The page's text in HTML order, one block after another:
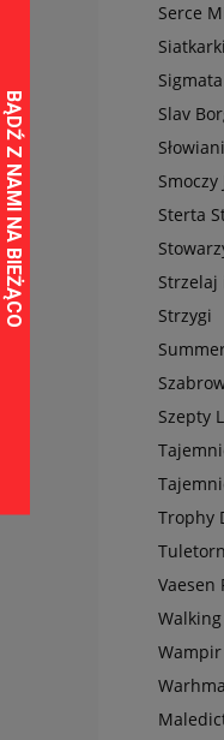
Serce
Sigmata
Slav
Smoczy
Sterta
Strzelaj
Strzygi
Szepty
Trophy
Tuletorn
Vaesen
Walking